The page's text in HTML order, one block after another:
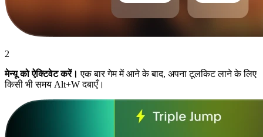
2
मेन्यू को ऐक्टिवेट करें। एक बार गेम में आने के बाद, अपना टूलकिट लाने के लिए
किसी भी समय Alt+W दबाएँ।